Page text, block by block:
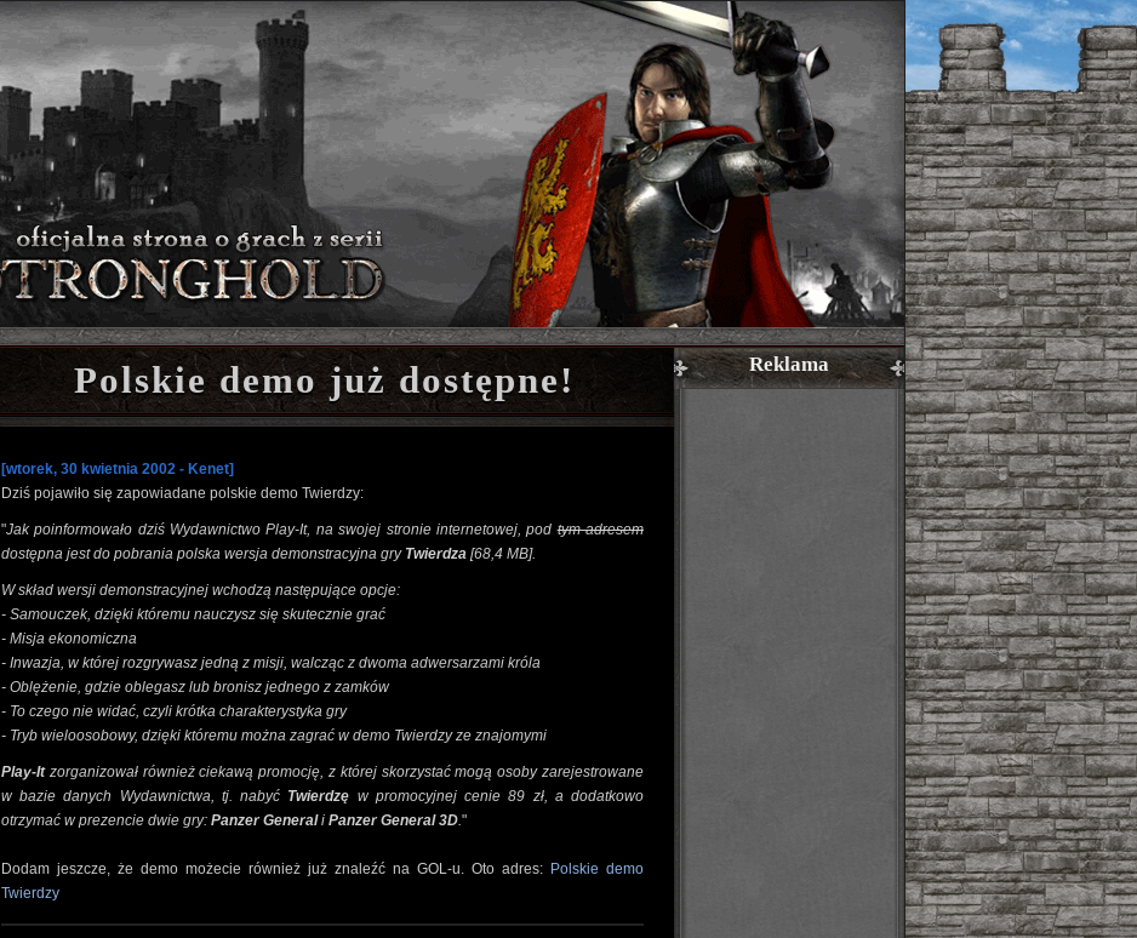
Polskie demo już dostępne!
[wtorek, 30 kwietnia 2002 - Kenet]
Dziś pojawiło się zapowiadane polskie demo Twierdzy:
"Jak poinformowało dziś Wydawnictwo Play-It, na swojej stronie internetowej, podtym adresem
dostępna jest do pobrania polska wersja demonstracyjna gry Twierdza [68,4 MB].
W skład wersji demonstracyjnej wchodzą następujące opcje:
- Samouczek, dzięki któremu nauczysz się skutecznie grać
- Misja ekonomiczna
- Inwazja, w której rozgrywasz jedną z misji, walcząc z dwoma adwersarzami króla
- Oblężenie, gdzie oblegasz lub bronisz jednego z zamków
- To czego nie widać, czyli krótka charakterystyka gry
- Tryb wieloosobowy, dzięki któremu można zagrać w demo Twierdzy ze znajomymi
Play-Itzorganizował również ciekawą promocję, z której skorzystać mogą osoby zarejestrowane
w bazie danych Wydawnictwa, tj. nabyć Twierdzę w promocyjnej cenie 89 zł, a dodatkowo
otrzymać w prezencie dwie gry: Panzer Generali Panzer General 3D."
Dodam jeszcze, że demo możecie również już znaleźć na GOL-u. Oto adres: Polskie demo
Twierdzy
Reklama